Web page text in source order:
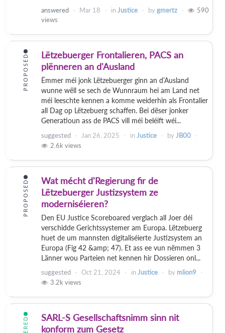
answered Mar 18 inJustice bygmertz
590
views
PROPOSED
Lëtzebuerger Frontalieren, PACS an
plënneren an d'Ausland
Ëmmer méi jonk Lëtzebuerger ginn an d’Ausland
wunne wëll se sech de Wunnraum hei am Land net
méi leeschte kennen a komme weiderhin als Frontalier
all Dag op Lëtzebuerg schaffen. Bei dëser jonker
Generatioun ass de PACS vill méi beléift wéi...
suggested Jan 26, 2025 inJustice byJB00
2.6k views
PROPOSED
Wat mécht d'Regierung fir de
Lëtzebuerger Justizsystem ze
moderniséieren?
Den EU Justice Scoreboared verglach all Joer déi
verschidde Gerichtssystemer am Europa. Lëtzebuerg
huet de um mannsten digitaliséierte Justizsystem an
Europa (Fig 42 &amp; 47). Et ass ee vun nëmmen 3
Länner wou Parteien net kennen hir Dossieren onl...
suggested Oct 21, 2024 inJustice by mlion9
3.2k views
SARL-S Gesellschaftsnimm sinn nit
konform zum Gesetz